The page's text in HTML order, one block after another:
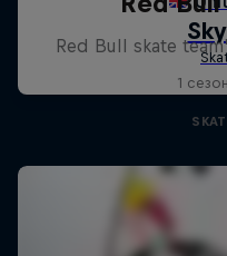
Red Bull skate
1